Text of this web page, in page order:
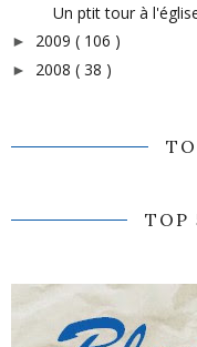
Un ptit tour à
► 2009 ( 106 )
► 2008 ( 38 )
TOP